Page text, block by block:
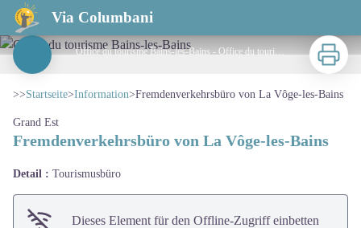
Via Columbani
Fremdenverkehrsbüro von La Vôge-les-Bains
Office du tourisme Bains-les-Bains - Office du tourisme Bains-les-Bains
Zu
>>Startseite>Information>Fremdenverkehrsbüro von La Vôge-les-Bains
Grand Est
Fremdenverkehrsbüro von La Vôge-les-Bains
Detail : Tourismusbüro
Dieses Element für den Offline-Zugriff einbetten